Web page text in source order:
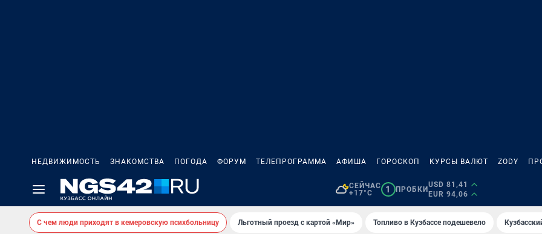
НЕДВИЖИМОСТЬ ЗНАКОМСТВА ПОГОДА ФОРУМ ТЕЛЕПРОГРАММА АФИША ГОРОСКОП КУРСЫ ВАЛЮТ ZODY
СЕЙЧАС
+17°C
1 ПРОБКИ
USD 81,41
EUR 94,06
С чем люди приходят в кемеровскую психбольницу Льготный проезд с картой «Мир» Топливо в Кузбассе подешевело